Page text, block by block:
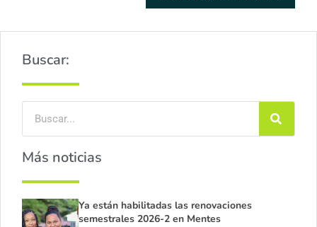
Buscar:
Más noticias
Ya están habilitadas las renovaciones
semestrales 2026-2 en Mentes